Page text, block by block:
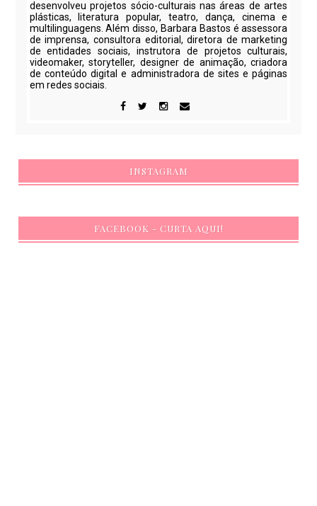
desenvolveu projetos sócio-culturais nas áreas de artes
plásticas, literatura popular, teatro, dança, cinema e
multilinguagens. Além disso, Barbara Bastos é assessora
de imprensa, consultora editorial, diretora de marketing
de entidades sociais, instrutora de projetos culturais,
videomaker, storyteller, designer de animação, criadora
de conteúdo digital e administradora de sites e páginas
em redes sociais.
INSTAGRAM
FACEBOOK - CURTA AQUI!